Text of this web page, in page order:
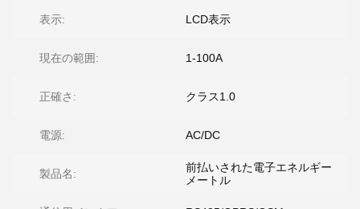
表示: LCD表示
現在の範囲: 1-100A
正確さ: クラス1.0
電源: AC/DC
製品名:
前払いされた電子エネルギー
メートル